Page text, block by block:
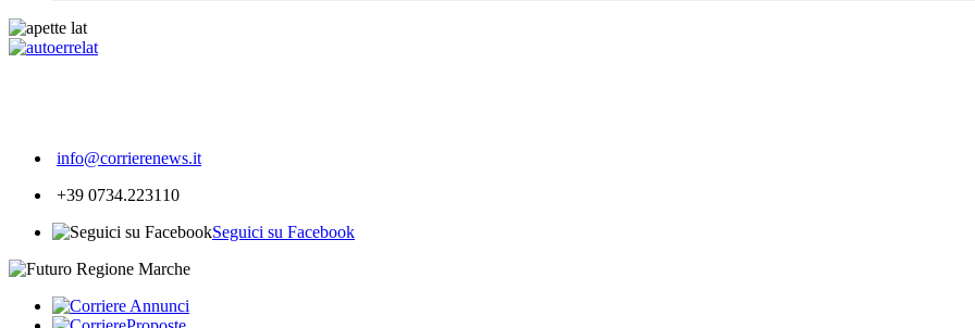
info@corrierenews.it
+39 0734.223110
Seguici su Facebook